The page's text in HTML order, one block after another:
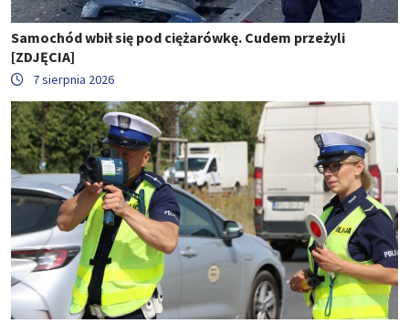
Samochód wbił się pod ciężarówkę. Cudem przeżyli
[ZDJĘCIA]
7 sierpnia 2026